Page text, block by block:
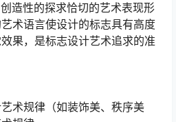
造性的探求恰切的艺术表现形
术语言使设计的标志具有高度
果，是标志设计艺术追求的准
术规律（如装饰美、秩序美